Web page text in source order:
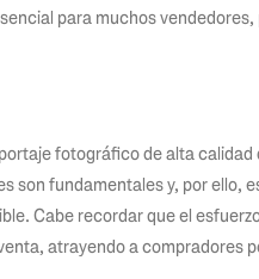
para muchos
fotográfico de alta
son fundamentales y, por ello,
Cabe recordar que el
atrayendo a compradores